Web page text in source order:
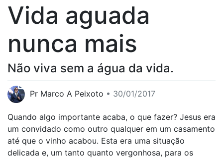
Vida aguada
nunca mais
Não viva sem a água da vida.
Pr Marco A Peixoto • 30/01/2017
Quando algo importante acaba, o que fazer? Jesus era
um convidado como outro qualquer em um casamento
até que o vinho acabou. Esta era uma situação
delicada e, um tanto quanto vergonhosa, para os